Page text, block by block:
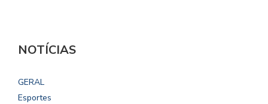
NOTÍCIAS
GERAL
Esportes